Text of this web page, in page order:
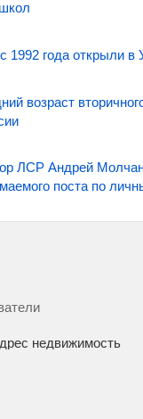
1992 года открыли в
возраст
ЛСР Андрей
поста по
недвижимость